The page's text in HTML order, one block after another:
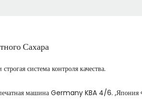
Сахара
система контроля качества.
печатная машина Germany KBA 4/6. ,Япония